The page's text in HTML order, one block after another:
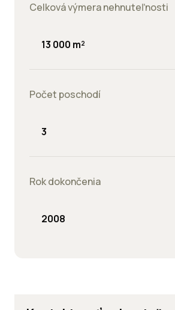
Celková výmera nehnuteľnosti
13 000 m²
Počet poschodí
3
Rok dokončenia
2008